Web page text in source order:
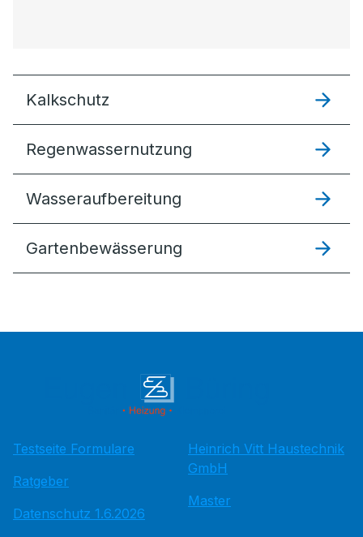
Kalkschutz
Regenwassernutzung
Wasseraufbereitung
Gartenbewässerung
Testseite Formulare
Ratgeber
Datenschutz 1.6.2026
Heinrich Vitt Haustechnik
GmbH
Master